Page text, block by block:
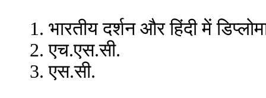
1. भारतीय दर्शन और हिंदी में
2. एच.एस.सी.
3. एस.सी.